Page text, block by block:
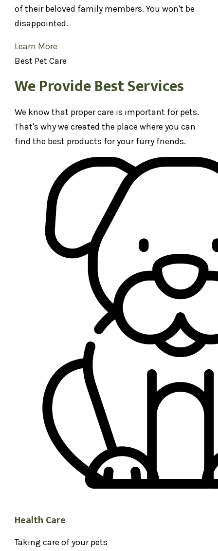
of their beloved family members. You won't be
disappointed.
Learn More
Best Pet Care
We Provide Best Services
We know that proper care is important for pets.
That's why we created the place where you can
find the best products for your furry friends.
Health Care
Taking care of your pets